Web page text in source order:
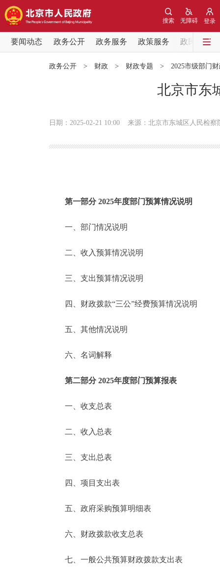
登录
无障碍
搜索
要闻动态 政务公开 政务服务 政策服务
政民互动
便民服务
中介服务
政民互动
12345网上接诉即办
参与调查
走进北京
北京概况
绿色北京
ENGLISH
政务公开 > 财政 > 财政专题 > 2025市级部门
北京市东
日期：2025-02-21 10:00 来源：北京市东城区人民检察
第一部分 2025年度部门预算情况说明
一、部门情况说明
二、收入预算情况说明
三、支出预算情况说明
四、财政拨款“三公”经费预算情况说明
五、其他情况说明
六、名词解释
第二部分 2025年度部门预算报表
一、收支总表
二、收入总表
三、支出总表
四、项目支出表
五、政府采购预算明细表
六、财政拨款收支总表
七、一般公共预算财政拨款支出表